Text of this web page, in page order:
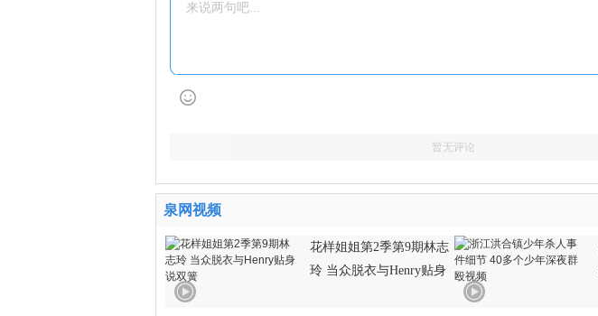
暂无评论
泉网视频
花样姐姐第2季第9期林志
玲 当众脱衣与Henry贴身